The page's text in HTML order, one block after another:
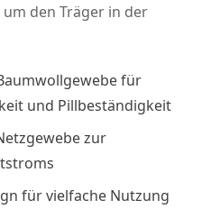
den Träger in der
für
und Pillbeständigkeit
zur
für vielfache Nutzung